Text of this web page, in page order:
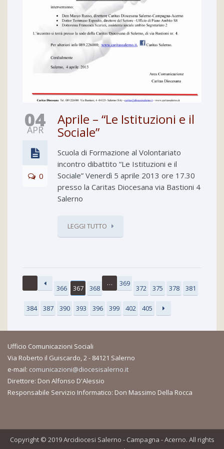
04
APR
0
Aprile – “Le Istituzioni e il
Sociale”
Scuola di Formazione al Volontariato
incontro dibattito “Le Istituzioni e il
Sociale” Venerdì 5 aprile 2013 ore 17.30
presso la Caritas Diocesana via Bastioni 4
Salerno
LEGGI TUTTO
366 367 368
… 369
372 375 378 381
384 387 390 393 396 399 402 405
Ufficio Comunicazioni Sociali
Via Roberto il Guiscardo, 2 - 84121 Salerno
e-mail: comunicazioni@diocesisalerno.it
Direttore: Don Alfonso D'Alessio
Responsabile Servizio Informatico: Don Massimo Della Rocca
Copyright © 2019 Arcidiocesi Salerno - Campagna - Acerno. All rights